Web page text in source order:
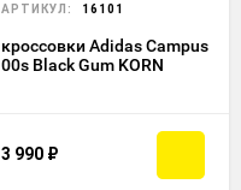
АРТИКУЛ: 16101
кроссовки Adidas Campus
00s Black Gum KORN
3 990 ₽